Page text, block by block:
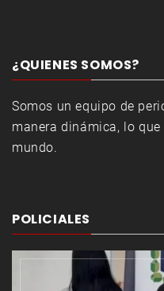
¿QUIENES SOMOS?
Somos un equipo de
manera dinámica, lo que
mundo.
POLICIALES